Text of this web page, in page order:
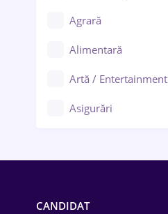
Agrară
Alimentară
Artă / Entertainment
Asigurări
CANDIDAT